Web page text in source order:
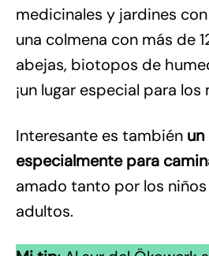
medicinales y jardines
una colmena con más de
abejas, biotopos de
¡un lugar especial para los
Interesante es también
especialmente para
amado tanto por los
adultos.